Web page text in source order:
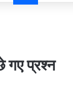
गए प्रश्न